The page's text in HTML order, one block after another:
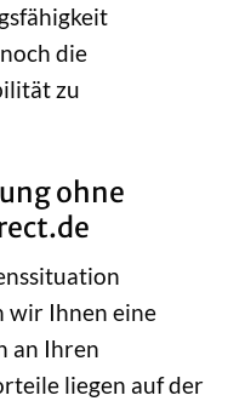
die
zu
ohne
wir Ihnen eine
an Ihren
liegen auf der